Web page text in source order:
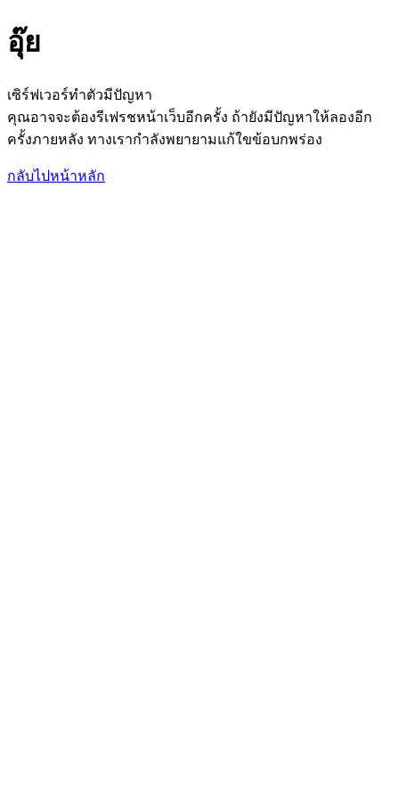
อุ๊ย
เซิร์ฟเวอร์ทำตัวมีปัญหา
คุณอาจจะต้องรีเฟรชหน้าเว็บอีกครั้ง ถ้ายังมีปัญหาให้ลองอีก
ครั้งภายหลัง ทางเรากำลังพยายามแก้ใขข้อบกพร่อง
กลับไปหน้าหลัก